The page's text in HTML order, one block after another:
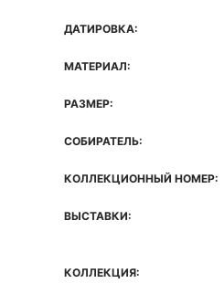
ДАТИРОВКА:
МАТЕРИАЛ:
РАЗМЕР:
СОБИРАТЕЛЬ:
КОЛЛЕКЦИОННЫЙ НОМЕР:
ВЫСТАВКИ:
КОЛЛЕКЦИЯ: